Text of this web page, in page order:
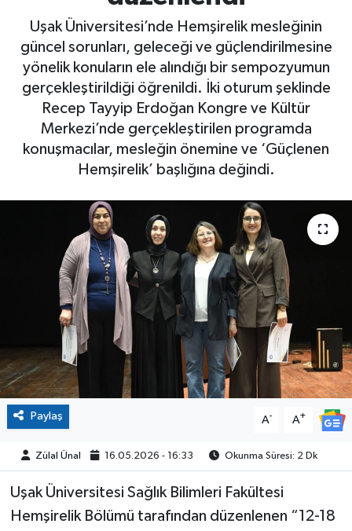
Uşak Üniversitesi’nde Hemşirelik mesleğinin
güncel sorunları, geleceği ve güçlendirilmesine
yönelik konuların ele alındığı bir sempozyumun
gerçekleştirildiği öğrenildi. İki oturum şeklinde
Recep Tayyip Erdoğan Kongre ve Kültür
Merkezi’nde gerçekleştirilen programda
konuşmacılar, mesleğin önemine ve ‘Güçlenen
Hemşirelik’ başlığına değindi.
Paylaş A- A+
Zülal Ünal 16.05.2026 - 16:33 Okunma Süresi: 2 Dk
Uşak Üniversitesi Sağlık Bilimleri Fakültesi
Hemşirelik Bölümü tarafından düzenlenen “12-18